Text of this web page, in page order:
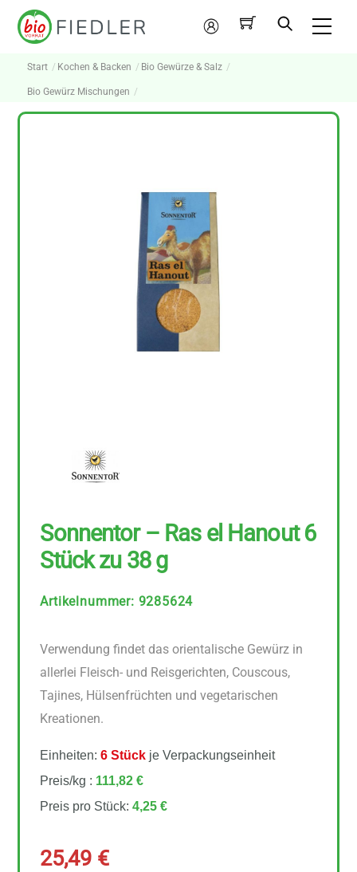
Skip
Mein
Konto
Start Kochen & Backen Bio Gewürze & Salz
Bio Gewürz Mischungen
Sonnentor – Ras el Hanout 6
Stück zu 38 g
Artikelnummer: 9285624
Verwendung findet das orientalische Gewürz in
allerlei Fleisch- und Reisgerichten, Couscous,
Tajines, Hülsenfrüchten und vegetarischen
Kreationen.
Einheiten:6 Stück je Verpackungseinheit
Preis/kg : 111,82 €
Preis pro Stück:4,25 €
25,49 €